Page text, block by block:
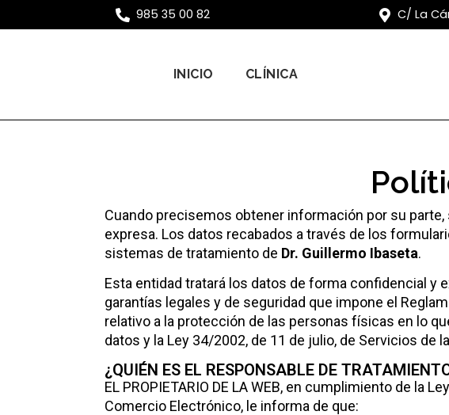
985 35 00 82 C/ La
INICIO CLÍNICA
Cuando precisemos obtener información por su
expresa. Los datos recabados a través de los
sistemas de tratamiento de Dr. Guillermo Ibaseta.
Esta entidad tratará los datos de forma confidencial
garantías legales y de seguridad que impone el
relativo a la protección de las personas físicas en lo
datos y la Ley 34/2002, de 11 de julio, de Servicios
¿QUIÉN ES EL RESPONSABLE DE
EL PROPIETARIO DE LA WEB, en cumplimiento de la
Comercio Electrónico, le informa de que: